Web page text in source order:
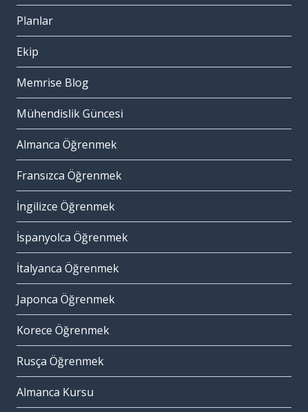
Planlar
Ekip
Memrise Blog
Mühendislik Güncesi
Almanca Öğrenmek
Fransızca Öğrenmek
İngilizce Öğrenmek
İspanyolca Öğrenmek
İtalyanca Öğrenmek
Japonca Öğrenmek
Korece Öğrenmek
Rusça Öğrenmek
Almanca Kursu